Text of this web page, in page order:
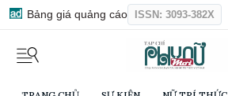
Bảng giá quảng cáo ISSN: 3093-382X